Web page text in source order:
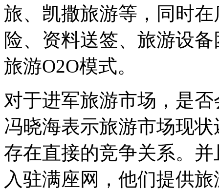
旅、凯撒旅游等，同时
险、资料送签、旅游设
旅游O2O模式。
对于进军旅游市场，是
冯晓海表示旅游市场现
存在直接的竞争关系。
入驻满座网，他们提供